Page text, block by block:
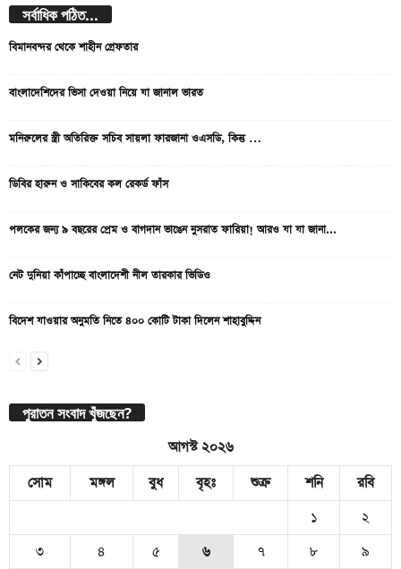
সর্বাধিক পঠিত...
বিমানবন্দর থেকে শাহীন গ্রেফতার
বাংলাদেশিদের ভিসা দেওয়া নিয়ে যা জানাল ভারত
মনিরুলের স্ত্রী অতিরিক্ত সচিব সায়লা ফারজানা ওএসডি, কিন্তু …
ডিবির হারুন ও সাকিবের কল রেকর্ড ফাঁস
পলকের জন্য ৯ বছরের প্রেম ও বাগদান ভাঙেন নুসরাত ফারিয়া! আরও যা যা জানা...
নেট দুনিয়া কাঁপাচ্ছে বাংলাদেশী নীল তারকার ভিডিও
বিদেশ যাওয়ার অনুমতি নিতে ৪০০ কোটি টাকা দিলেন শাহাবুদ্দিন
পুরাতন সংবাদ খুঁজছেন?
আগস্ট ২০২৬
সোম
মঙ্গল বুধ বৃহঃ শুক্র শনি
রবি
১
২
৩
৪ ৫ ৬ ৭ ৮ ৯